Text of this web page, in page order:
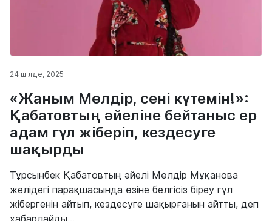
24 шілде, 2025
«Жаным Мөлдір, сені күтемін!»:
Қабатовтың әйеліне бейтаныс ер
адам гүл жіберіп, кездесуге
шақырды
Тұрсынбек Қабатовтың әйелі Мөлдір Мұқанова
желідегі парақшасында өзіне белгісіз біреу гүл
жібергенін айтып, кездесуге шақырғанын айтты, деп
хабарлайды...